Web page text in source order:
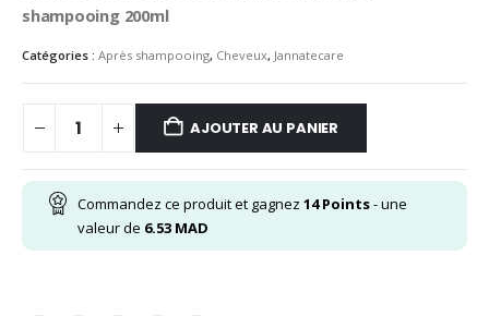
shampooing 200ml
Catégories : Après shampooing, Cheveux, Jannatecare
AJOUTER AU PANIER
Commandez ce produit et gagnez 14Points- une
valeur de 6.53 MAD